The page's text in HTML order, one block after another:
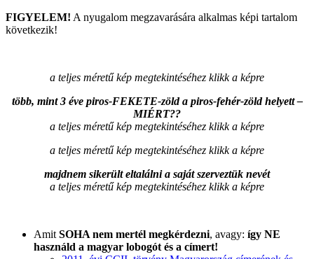
FIGYELEM! A nyugalom megzavarására alkalmas képi tartalom
következik!
a teljes méretű kép megtekintéséhez klikk a képre
több, mint 3 éve piros-FEKETE-zöld a piros-fehér-zöld helyett –
MIÉRT??
a teljes méretű kép megtekintéséhez klikk a képre
a teljes méretű kép megtekintéséhez klikk a képre
majdnem sikerült eltalálni a saját szerveztük nevét
a teljes méretű kép megtekintéséhez klikk a képre
Amit SOHA nem mertél megkérdezni, avagy: így NE
használd a magyar lobogót és a címert!